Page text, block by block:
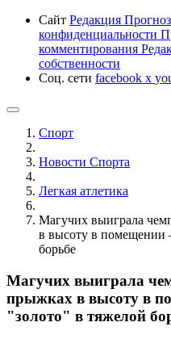
Сайт Редакция
конфиденциальности
комментирования
собственности
Соц. сети facebook x
Спорт
Новости Cпорта
Легкая атлетика
Магучих выиграла
в высоту в помещении
борьбе
Магучих выиграла
прыжках в высоту в
"золото" в тяжелой